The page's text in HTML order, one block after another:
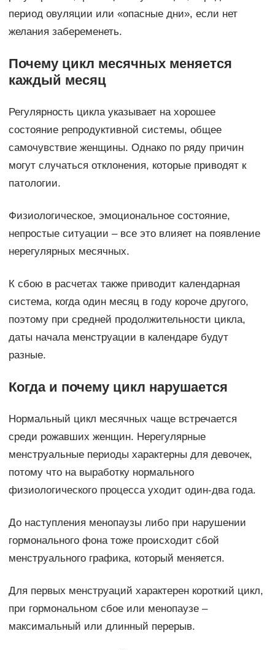
период овуляции или «опасные дни», если нет
желания забеременеть.
Почему цикл месячных меняется
каждый месяц
Регулярность цикла указывает на хорошее
состояние репродуктивной системы, общее
самочувствие женщины. Однако по ряду причин
могут случаться отклонения, которые приводят к
патологии.
Физиологическое, эмоциональное состояние,
непростые ситуации – все это влияет на появление
нерегулярных месячных.
К сбою в расчетах также приводит календарная
система, когда один месяц в году короче другого,
поэтому при средней продолжительности цикла,
даты начала менструации в календаре будут
разные.
Когда и почему цикл нарушается
Нормальный цикл месячных чаще встречается
среди рожавших женщин. Нерегулярные
менструальные периоды характерны для девочек,
потому что на выработку нормального
физиологического процесса уходит один-два года.
До наступления менопаузы либо при нарушении
гормонального фона тоже происходит сбой
менструального графика, который меняется.
Для первых менструаций характерен короткий цикл,
при гормональном сбое или менопаузе –
максимальный или длинный перерыв.